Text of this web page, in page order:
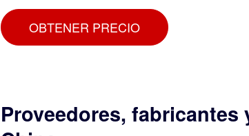
OBTENER PRECIO
Proveedores, fabricantes